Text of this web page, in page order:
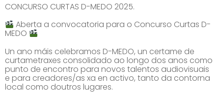
CONCURSO CURTAS D-MEDO 2025.
Aberta a convocatoria para o Concurso Curtas D-
MEDO
Un ano máis celebramos D-MEDO, un certame de
curtametraxes consolidado ao longo dos anos como
punto de encontro para novos talentos audiovisuais
e para creadores/as xa en activo, tanto da contorna
local como doutros lugares.